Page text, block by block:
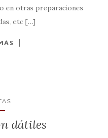
en otras preparaciones
etc […]
dátiles